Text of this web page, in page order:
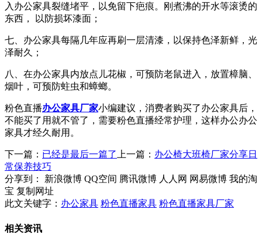
入办公家具裂缝堵平，以免留下疤痕。刚煮沸的开水等滚烫的
东西， 以防损坏漆面；
七、办公家具每隔几年应再刷一层清漆，以保持色泽新鲜，光
泽耐久；
八、在办公家具内放点儿花椒，可预防老鼠进入，放置樟脑、
烟叶，可预防蛀虫和蟑螂。
粉色直播办公家具厂家小编建议，消费者购买了办公家具后，
不能买了用就不管了，需要粉色直播经常护理，这样办公办公
家具才经久耐用。
下一篇： 已经是最后一篇了 上一篇： 办公椅大班椅厂家分享日
常保养技巧
分享到：
新浪微博 QQ空间 腾讯微博 人人网 网易微博 我的淘
宝 复制网址
此文关键字： 办公家具 粉色直播家具 粉色直播家具厂家
相关资讯